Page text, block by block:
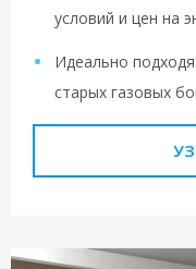
условий и цен на
Идеально
старых газовых